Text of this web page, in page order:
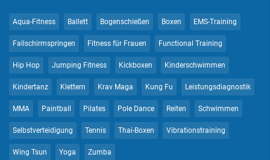
Aqua-Fitness Ballett Bogenschießen Boxen EMS-Training
Fallschirmspringen Fitness für Frauen Functional Training
Hip Hop Jumping Fitness Kickboxen Kinderschwimmen
Kindertanz Klettern Krav Maga Kung Fu Leistungsdiagnostik
MMA Paintball Pilates Pole Dance Reiten Schwimmen
Selbstverteidigung Tennis Thai-Boxen Vibrationstraining
Wing Tsun Yoga Zumba